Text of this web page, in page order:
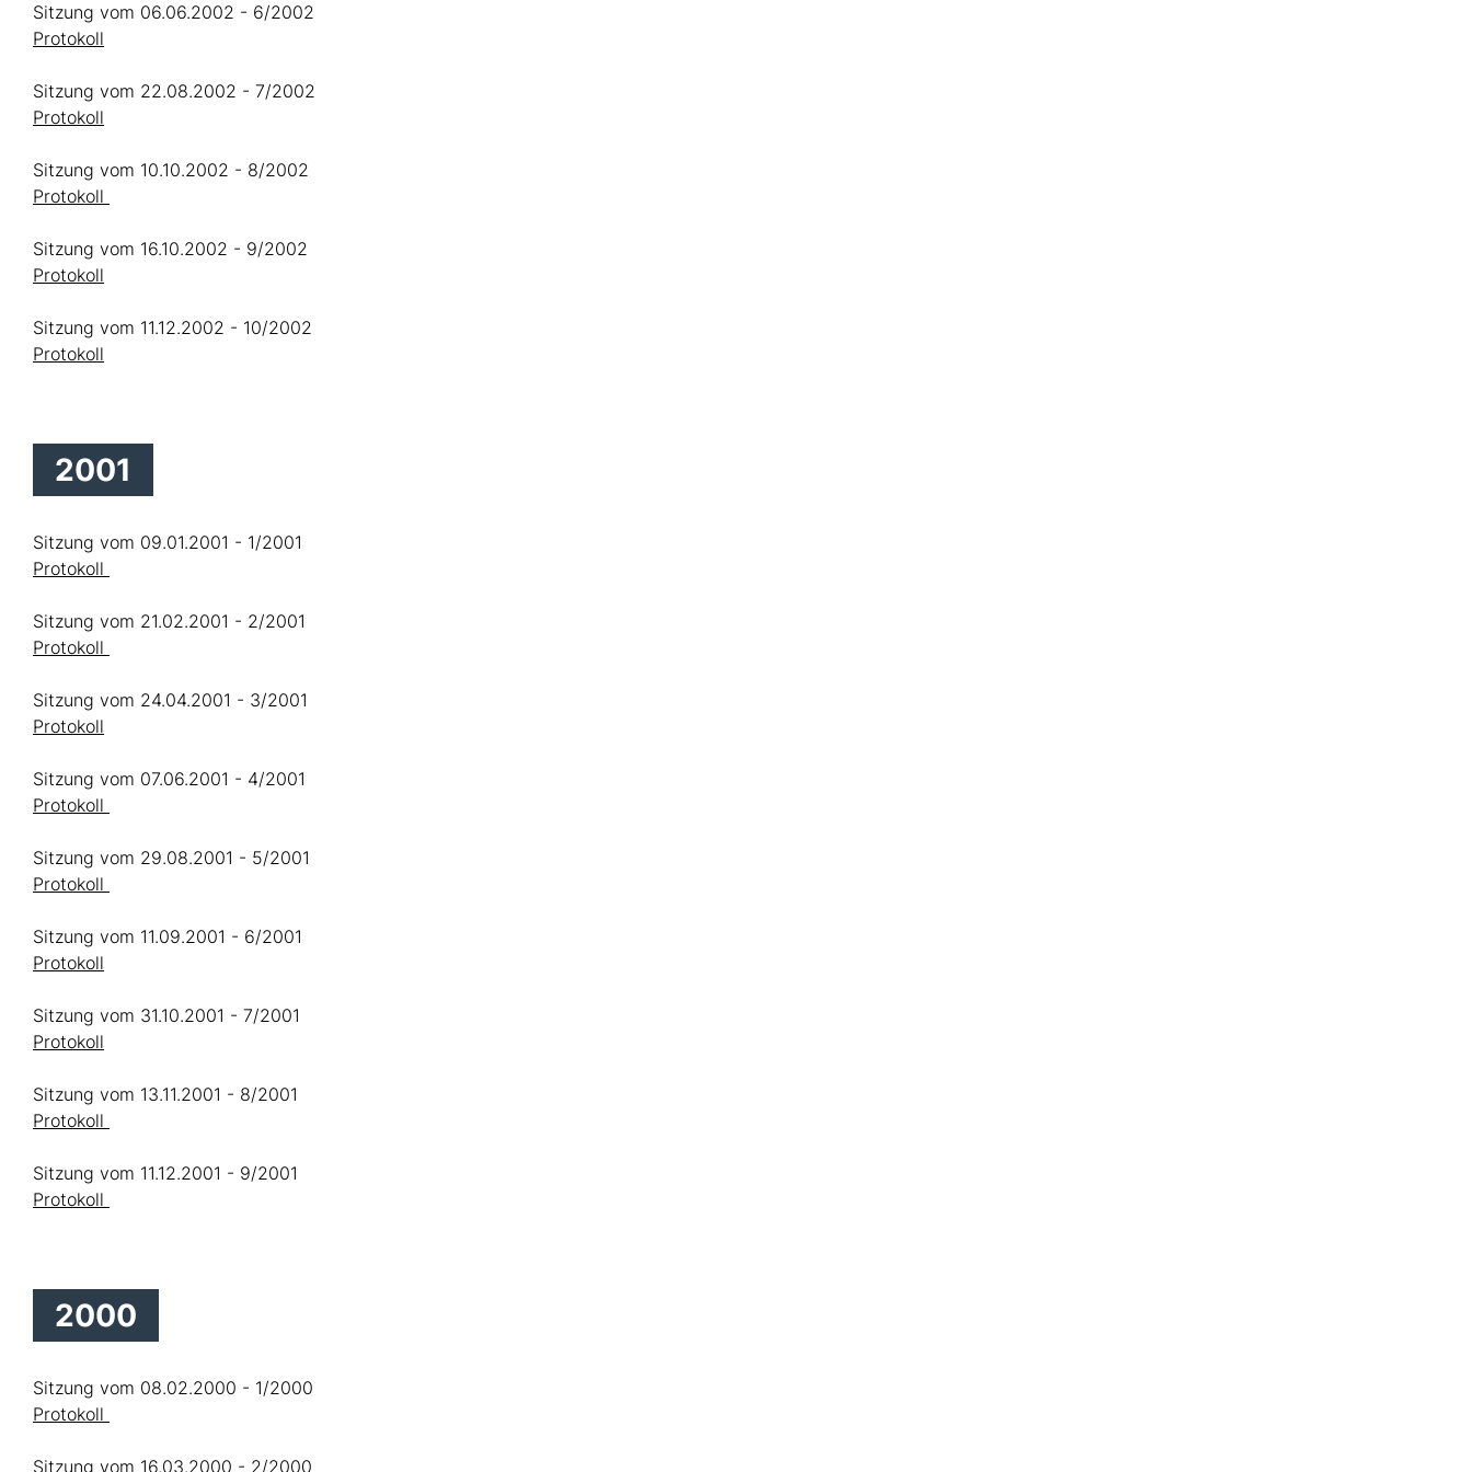
Sitzung vom 06.06.2002 - 6/2002
Protokoll
Sitzung vom 22.08.2002 - 7/2002
Protokoll
Sitzung vom 10.10.2002 - 8/2002
Protokoll
Sitzung vom 16.10.2002 - 9/2002
Protokoll
Sitzung vom 11.12.2002 - 10/2002
Protokoll
2001
Sitzung vom 09.01.2001 - 1/2001
Protokoll
Sitzung vom 21.02.2001 - 2/2001
Protokoll
Sitzung vom 24.04.2001 - 3/2001
Protokoll
Sitzung vom 07.06.2001 - 4/2001
Protokoll
Sitzung vom 29.08.2001 - 5/2001
Protokoll
Sitzung vom 11.09.2001 - 6/2001
Protokoll
Sitzung vom 31.10.2001 - 7/2001
Protokoll
Sitzung vom 13.11.2001 - 8/2001
Protokoll
Sitzung vom 11.12.2001 - 9/2001
Protokoll
2000
Sitzung vom 08.02.2000 - 1/2000
Protokoll
Sitzung vom 16.03.2000 - 2/2000